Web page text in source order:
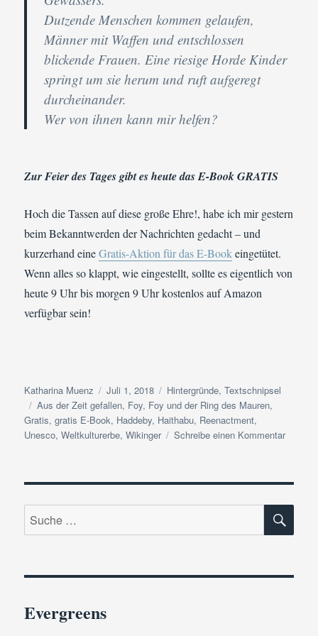
Dutzende Menschen kommen gelaufen,
Männer mit Waffen und entschlossen
blickende Frauen. Eine riesige Horde Kinder
springt um sie herum und ruft aufgeregt
durcheinander.
Wer von ihnen kann mir helfen?
Zur Feier des Tages gibt es heute das E-Book GRATIS
Hoch die Tassen auf diese große Ehre!, habe ich mir gestern
beim Bekanntwerden der Nachrichten gedacht – und
kurzerhand eineGratis-Aktion für das E-Bookeingetütet.
Wenn alles so klappt, wie eingestellt, sollte es eigentlich von
heute 9 Uhr bis morgen 9 Uhr kostenlos auf Amazon
verfügbar sein!
Autor
Katharina Muenz
Veröffentlicht
am
Juli 1, 2018 Kategorien
Hintergründe,Textschnipsel
Schlagwörter
Aus der Zeit gefallen, Foy, Foy und der Ring des Mauren,
Gratis,gratis E-Book, Haddeby, Haithabu, Reenactment,
Unesco,Weltkulturerbe,Wikinger Schreibe einen Kommentarzu
das
|
Zur
Suche
nach:
Evergreens